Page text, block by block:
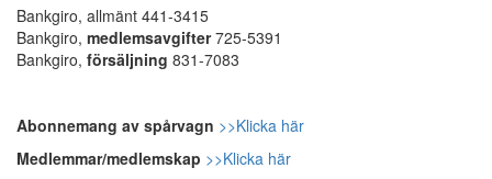
Bankgiro, allmänt 441-3415
Bankgiro, medlemsavgifter725-5391
Bankgiro, försäljning 831-7083
Abonnemang av spårvagn >>Klicka här
Medlemmar/medlemskap >>Klicka här